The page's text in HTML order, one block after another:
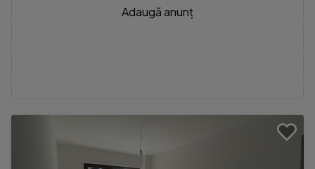
Adaugă anunț